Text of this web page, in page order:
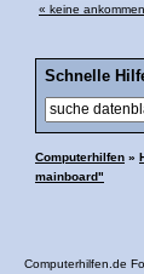
« keine
Schnelle
Computerhilfen »
mainboard"
Computerhilfen.de